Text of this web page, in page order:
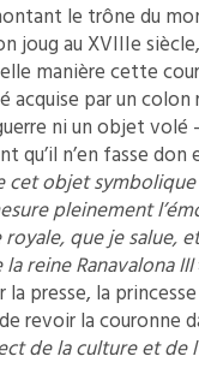
le trône du
joug au XVIIIe
manière cette
acquise par un
ni un objet
n’en fasse don
objet
pleinement
que je salue,
reine Ranavalona III
presse, la
revoir la couronne
de la culture et de